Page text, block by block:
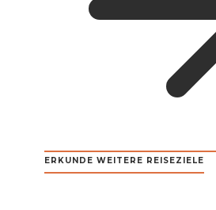
ERKUNDE WEITERE REISEZIELE